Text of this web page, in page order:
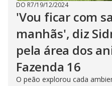
DO R7/19/12/2024
'Vou ficar com
manhãs', diz
pela área dos
Fazenda 16
O peão explorou cada